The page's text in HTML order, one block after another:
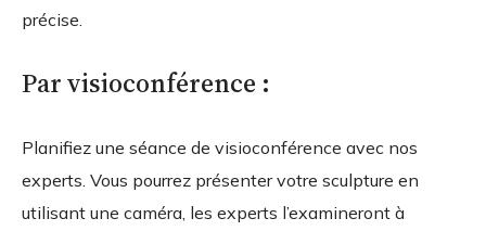
précise.
Par visioconférence :
Planifiez une séance de visioconférence avec nos
experts. Vous pourrez présenter votre sculpture en
utilisant une caméra, les experts l’examineront à